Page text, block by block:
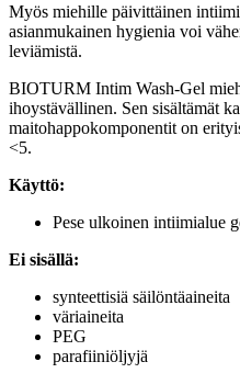
Myös miehille päivittäinen
asianmukainen hygienia voi
leviämistä.
BIOTURM Intim Wash-Gel
ihoystävällinen. Sen sisältämät
maitohappokomponentit on
<5.
Käyttö:
Pese ulkoinen intiimialue
Ei sisällä:
synteettisiä säilöntäaineita
väriaineita
PEG
parafiiniöljyjä